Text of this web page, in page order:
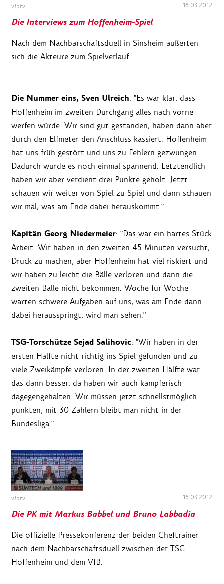
vfbtv 16.03.2012
Die Interviews zum Hoffenheim-Spiel
Nach dem Nachbarschaftsduell in Sinsheim äußerten
sich die Akteure zum Spielverlauf.
Die Nummer eins, Sven Ulreich: "Es war klar, dass
Hoffenheim im zweiten Durchgang alles nach vorne
werfen würde. Wir sind gut gestanden, haben dann aber
durch den Elfmeter den Anschluss kassiert. Hoffenheim
hat uns früh gestört und uns zu Fehlern gezwungen.
Dadurch wurde es noch einmal spannend. Letztendlich
haben wir aber verdient drei Punkte geholt. Jetzt
schauen wir weiter von Spiel zu Spiel und dann schauen
wir mal, was am Ende dabei herauskommt."
Kapitän Georg Niedermeier: "Das war ein hartes Stück
Arbeit. Wir haben in den zweiten 45 Minuten versucht,
Druck zu machen, aber Hoffenheim hat viel riskiert und
wir haben zu leicht die Bälle verloren und dann die
zweiten Bälle nicht bekommen. Woche für Woche
warten schwere Aufgaben auf uns, was am Ende dann
dabei herausspringt, wird man sehen."
TSG-Torschütze Sejad Salihovic: "Wir haben in der
ersten Hälfte nicht richtig ins Spiel gefunden und zu
viele Zweikämpfe verloren. In der zweiten Hälfte war
das dann besser, da haben wir auch kämpferisch
dagegengehalten. Wir müssen jetzt schnellstmöglich
punkten, mit 30 Zählern bleibt man nicht in der
Bundesliga."
vfbtv 16.03.2012
Die PK mit Markus Babbel und Bruno Labbadia
Die offizielle Pressekonferenz der beiden Cheftrainer
nach dem Nachbarschaftsduell zwischen der TSG
Hoffenheim und dem VfB.